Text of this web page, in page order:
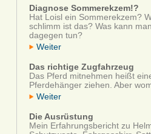
Diagnose Sommerekzem!?
Hat Loisl ein Sommerekzem?
schlimm ist das? Was kann man
dagegen tun?
Weiter
Das richtige Zugfahrzeug
Das Pferd mitnehmen heißt
Pferdehänger ziehen. Aber
Weiter
Die Ausrüstung
Mein Erfahrungsbericht zu